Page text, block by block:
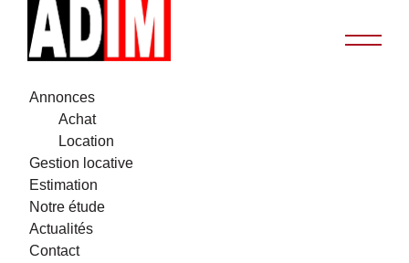
Annonces
Achat
Location
Gestion locative
Estimation
Notre étude
Actualités
Contact